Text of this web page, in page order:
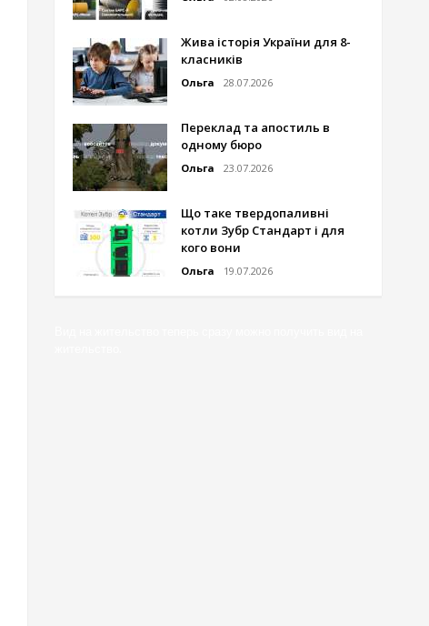
Жива історія України для 8-
класників
Ольга 28.07.2026
Переклад та апостиль в
одному бюро
Ольга 23.07.2026
Що таке твердопаливні
котли Зубр Стандарт і для
кого вони
Ольга 19.07.2026